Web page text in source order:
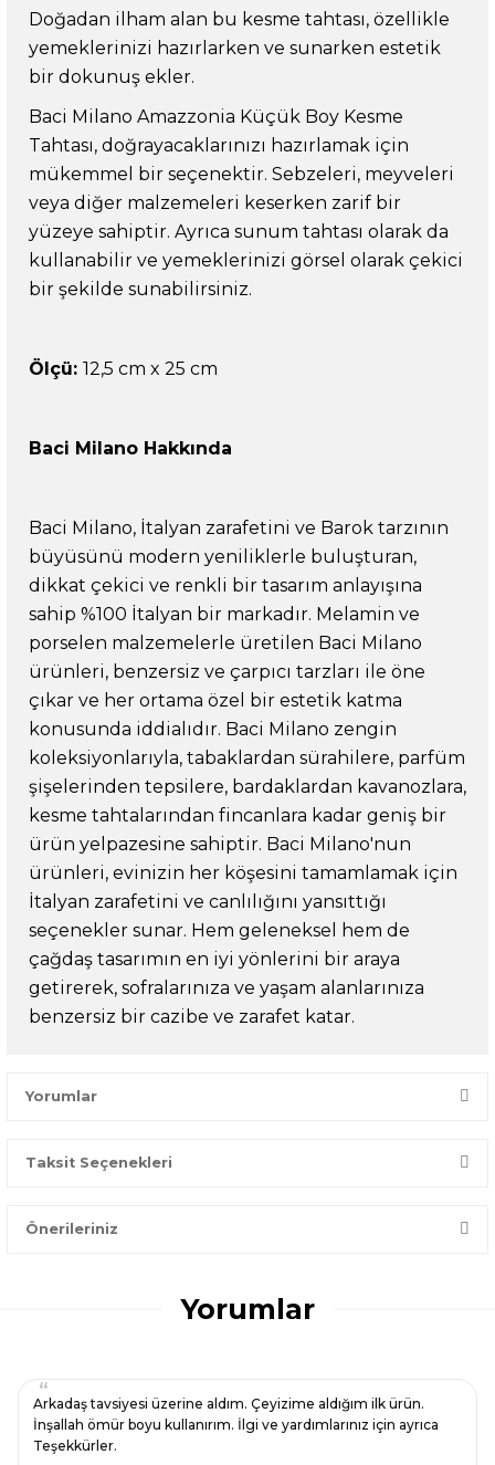
Doğadan ilham alan bu kesme tahtası, özellikle
yemeklerinizi hazırlarken ve sunarken estetik
bir dokunuş ekler.
Baci Milano Amazzonia Küçük Boy Kesme
Tahtası, doğrayacaklarınızı hazırlamak için
mükemmel bir seçenektir. Sebzeleri, meyveleri
veya diğer malzemeleri keserken zarif bir
yüzeye sahiptir. Ayrıca sunum tahtası olarak da
kullanabilir ve yemeklerinizi görsel olarak çekici
bir şekilde sunabilirsiniz.
Ölçü: 12,5 cm x 25 cm
Baci Milano Hakkında
Baci Milano, İtalyan zarafetini ve Barok tarzının
büyüsünü modern yeniliklerle buluşturan,
dikkat çekici ve renkli bir tasarım anlayışına
sahip %100 İtalyan bir markadır. Melamin ve
porselen malzemelerle üretilen Baci Milano
ürünleri, benzersiz ve çarpıcı tarzları ile öne
çıkar ve her ortama özel bir estetik katma
konusunda iddialıdır. Baci Milano zengin
koleksiyonlarıyla, tabaklardan sürahilere, parfüm
şişelerinden tepsilere, bardaklardan kavanozlara,
kesme tahtalarından fincanlara kadar geniş bir
ürün yelpazesine sahiptir. Baci Milano'nun
ürünleri, evinizin her köşesini tamamlamak için
İtalyan zarafetini ve canlılığını yansıttığı
seçenekler sunar. Hem geleneksel hem de
çağdaş tasarımın en iyi yönlerini bir araya
getirerek, sofralarınıza ve yaşam alanlarınıza
benzersiz bir cazibe ve zarafet katar.
Yorumlar
Taksit Seçenekleri
Önerileriniz
konularda yetersiz gördüğünüz noktaları öneri formunu
kullanarak tarafımıza iletebilirsiniz.
Ürün resmi kalitesiz, bozuk veya görüntülenemiyor.
Ürün açıklamasında eksik bilgiler bulunuyor.
Ürün bilgilerinde hatalar bulunuyor.
Yorumlar
Arkadaş tavsiyesi üzerine aldım. Çeyizime aldığım ilk ürün.
İnşallah ömür boyu kullanırım. İlgi ve yardımlarınız için ayrıca
Teşekkürler.